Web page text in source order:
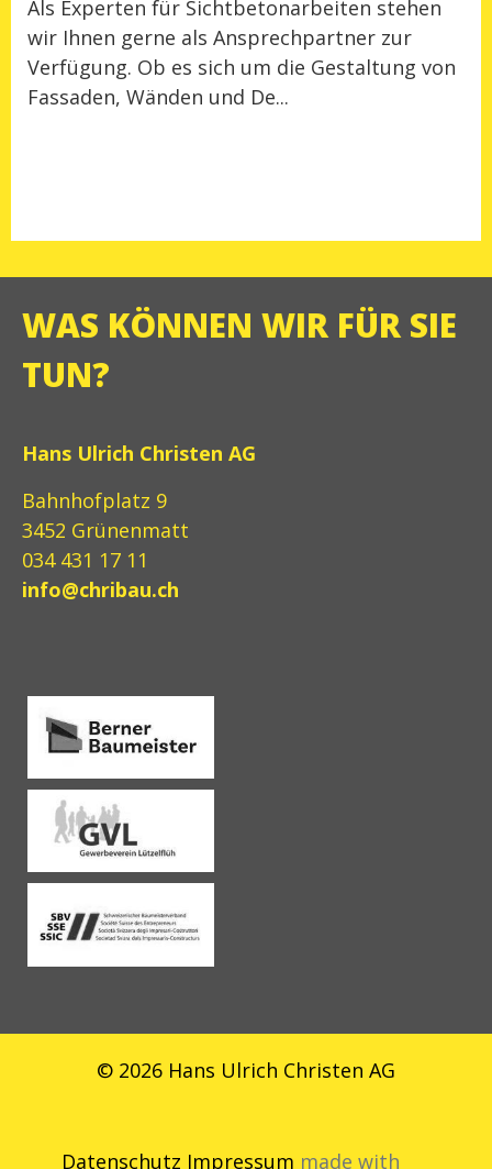
Als Experten für Sichtbetonarbeiten stehen
wir Ihnen gerne als Ansprechpartner zur
Verfügung. Ob es sich um die Gestaltung von
Fassaden, Wänden und De...
WAS KÖNNEN WIR FÜR SIE
TUN?
Hans Ulrich Christen AG
Bahnhofplatz 9
3452 Grünenmatt
034 431 17 11
info@chribau.ch
© 2026 Hans Ulrich Christen AG
Datenschutz Impressum made with